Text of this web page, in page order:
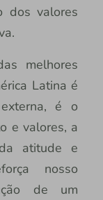
dos valores
melhores
Latina é
é o
e valores, a
atitude e
nosso
de um